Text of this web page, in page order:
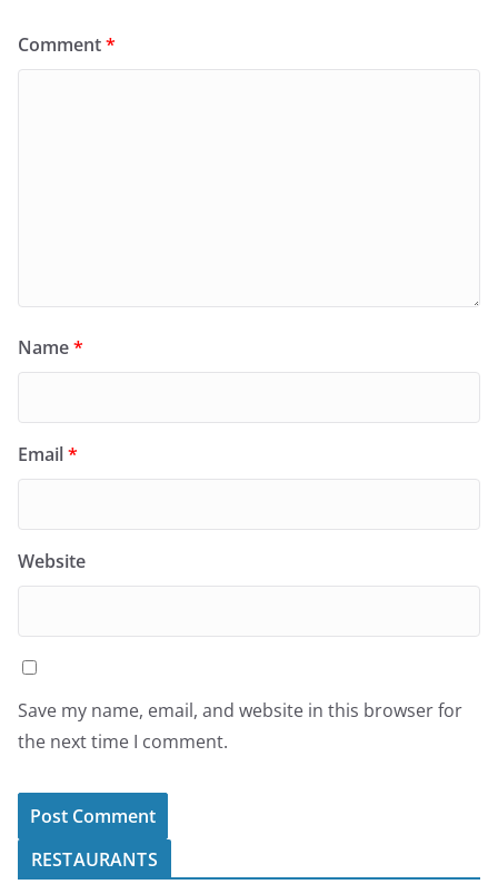
Comment*
Name*
Email*
Website
Save my name, email, and website in this browser for
the next time I comment.
RESTAURANTS